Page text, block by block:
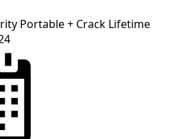
Portable + Crack Lifetime